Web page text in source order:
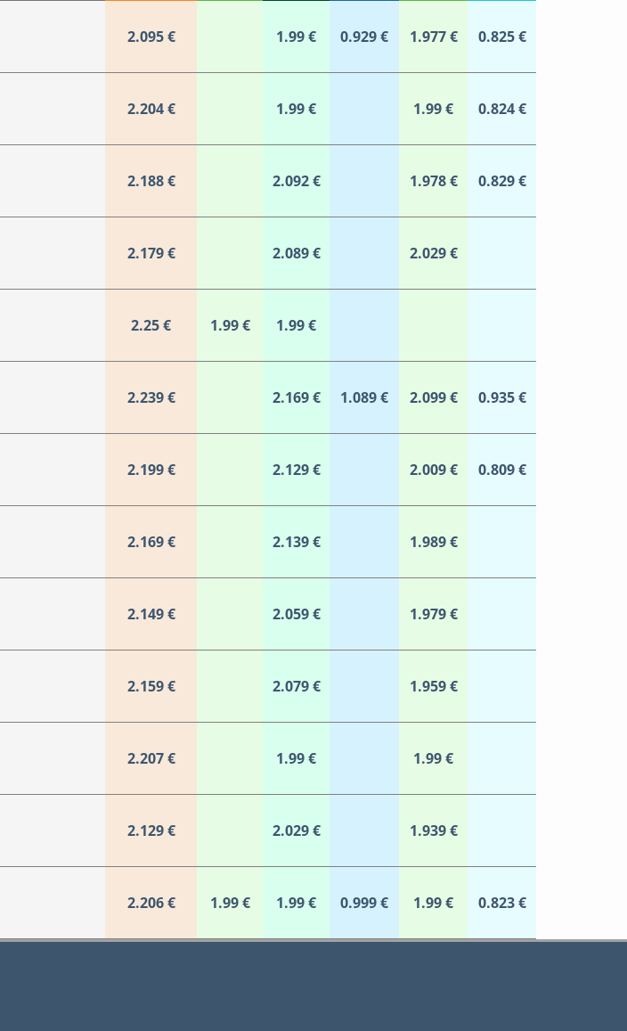
2.095 € 1.99 € 0.929 € 1.977 € 0.825 €
2.204 € 1.99 € 1.99 € 0.824 €
2.188 € 2.092 € 1.978 € 0.829 €
2.179 € 2.089 € 2.029 €
2.25 € 1.99 € 1.99 €
2.239 € 2.169 € 1.089 € 2.099 € 0.935 €
2.199 € 2.129 € 2.009 € 0.809 €
2.169 € 2.139 € 1.989 €
2.149 € 2.059 € 1.979 €
2.159 € 2.079 € 1.959 €
2.207 € 1.99 € 1.99 €
2.129 € 2.029 € 1.939 €
2.206 € 1.99 € 1.99 € 0.999 € 1.99 € 0.823 €